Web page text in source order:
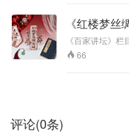
为何不让莺莺
么莺莺的丫鬟红
阱，从而成就
《红楼梦丝
《百家讲坛》栏
服务”的栏目宗
架起一座桥梁“
绸文化研究会
讲述红楼梦的丝
66
评论(0条)